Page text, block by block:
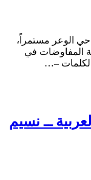
حي الوعر مستمراً،
المفاوضات في
–…
ــ نسيم